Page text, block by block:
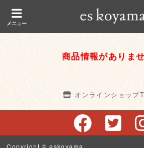
メニュー
商品情報がありませ
オンラインショップ
Copyright © eskoyama